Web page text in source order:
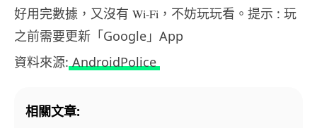
好用完數據，又沒有 Wi-Fi ，不妨玩玩看。提示 : 玩
之前需要更新「Google」App
資料來源:AndroidPolice
相關文章: